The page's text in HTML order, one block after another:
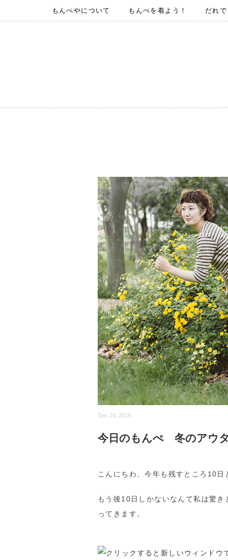
もんぺやについて もんぺを着よう！ だれ
Dec 20, 2014
今日のもんぺ 冬のアウ
こんにちわ、今年も残すところ10日
もう後10日しかないなんて私は驚
ってきます。